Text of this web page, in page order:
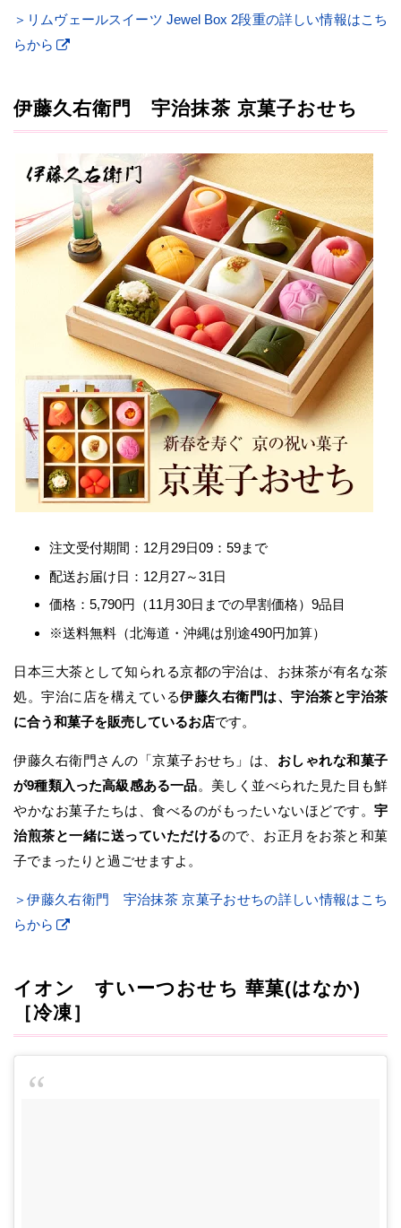
＞リムヴェールスイーツ Jewel Box 2段重の詳しい情報はこち
らから
伊藤久右衛門 宇治抹茶 京菓子おせち
注文受付期間：12月29日09：59まで
配送お届け日：12月27～31日
価格：5,790円（11月30日までの早割価格）9品目
※送料無料（北海道・沖縄は別途490円加算）
日本三大茶として知られる京都の宇治は、お抹茶が有名な茶
処。宇治に店を構えている伊藤久右衛門は、宇治茶と宇治茶
に合う和菓子を販売しているお店です。
伊藤久右衛門さんの「京菓子おせち」は、 おしゃれな和菓子
が9種類入った高級感ある一品。美しく並べられた見た目も鮮
やかなお菓子たちは、食べるのがもったいないほどです。 宇
治煎茶と一緒に送っていただけるので、お正月をお茶と和菓
子でまったりと過ごせますよ。
＞伊藤久右衛門 宇治抹茶 京菓子おせちの詳しい情報はこち
らから
イオン すいーつおせち 華菓(はなか)
［冷凍］